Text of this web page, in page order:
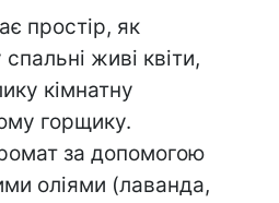
простір, як
живі квіти,
кімнатну
горщику.
за допомогою
оліями (лаванда,